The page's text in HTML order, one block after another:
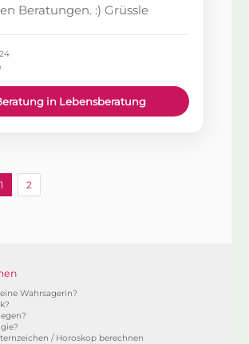
Beratungen. :) Grüssle
in Lebensberatung
1 2
Wahrsagerin?
/ Horoskop berechnen